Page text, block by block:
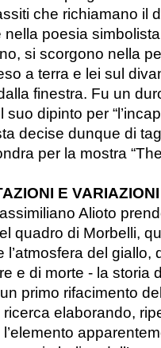
che richiamano il
nella poesia
si scorgono nella
a terra e lei sul
finestra. Fu un
suo dipinto per
decise dunque di
per la mostra
E
Alioto
quadro di Morbelli,
l’atmosfera del giallo,
e di morte - la storia
primo rifacimento
elaborando,
l’elemento